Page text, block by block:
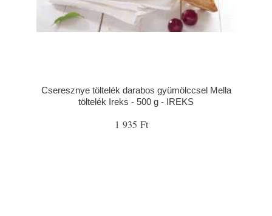
Cseresznye töltelék darabos gyümölccsel Mella
töltelék Ireks - 500 g - IREKS
1 935 Ft